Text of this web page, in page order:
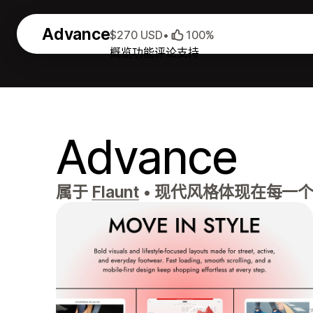
Advance
概览功能评论支持
$270 USD• 100%
Advance
属于 Flaunt • 现代风格体现在每一